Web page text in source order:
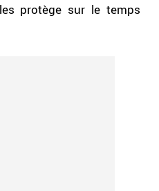
protège sur le temps